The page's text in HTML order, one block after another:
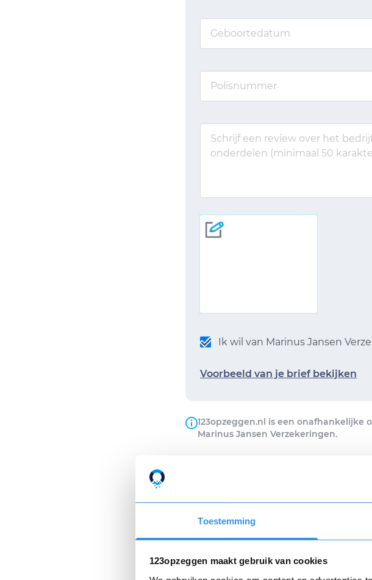
Toestemming
123opzeggen maakt gebruik van cookies
Ik wil van Marinus Jansen
Voorbeeld van je brief bekijken
123opzeggen.nl is een
Marinus Jansen Verzekeringen.
Op werkdagen voor 16.30 uur,
van de opzegbrief per e-mail.
Ik ga akkoord met dealgemene